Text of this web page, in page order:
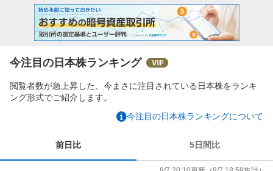
今注目の日本株ランキング
閲覧者数が急上昇した、今まさに注目されている日本株をランキ
ング形式でご紹介します。
今注目の日本株ランキングについて
前日比 5日間比